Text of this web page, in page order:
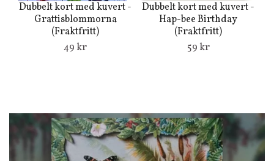
Dubbelt kort med kuvert -
Grattisblommorna
(Fraktfritt)
49 kr
Dubbelt kort med kuvert -
Hap-bee Birthday
(Fraktfritt)
59 kr